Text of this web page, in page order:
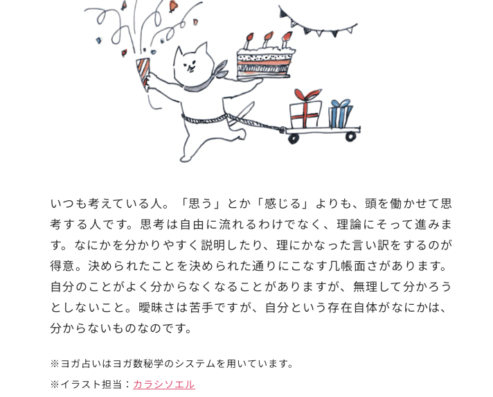
いつも考えている人。「思う」とか「感じる」よりも、頭を働かせて思
考する人です。思考は自由に流れるわけでなく、理論にそって進みま
す。なにかを分かりやすく説明したり、理にかなった言い訳をするのが
得意。決められたことを決められた通りにこなす几帳面さがあります。
自分のことがよく分からなくなることがありますが、無理して分かろう
としないこと。曖昧さは苦手ですが、自分という存在自体がなにかは、
分からないものなのです。
※ヨガ占いはヨガ数秘学のシステムを用いています。
※イラスト担当： カラシソエル